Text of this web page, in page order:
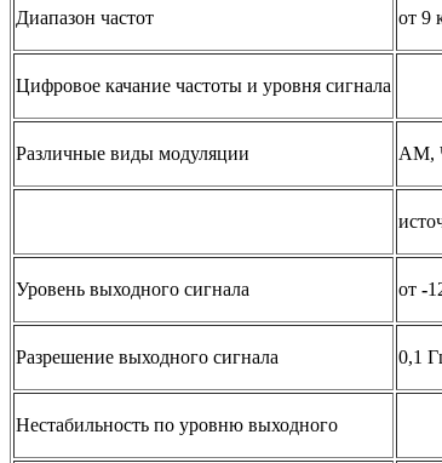
Диапазон частот от 9
Цифровое качание частоты и уровня сигнала
Различные виды модуляции AM,
Уровень выходного сигнала от -
Разрешение выходного сигнала 0,1
Нестабильность по уровню выходного